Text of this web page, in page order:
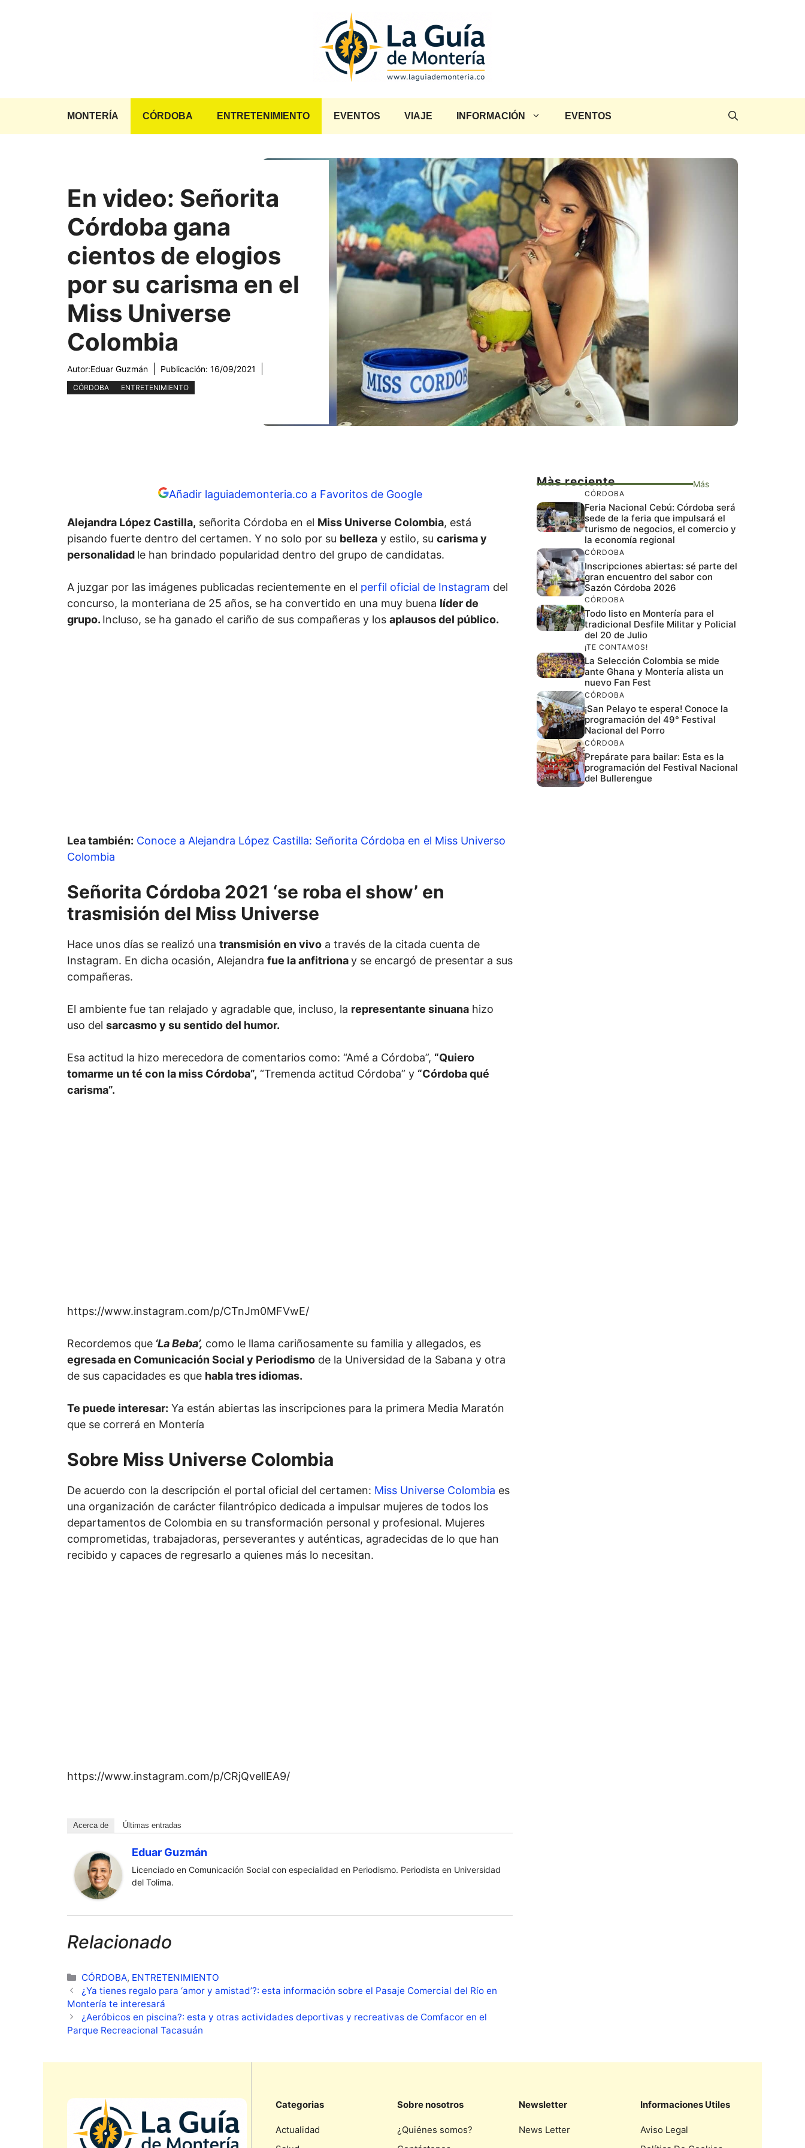
MONTERÍA CÓRDOBA ENTRETENIMIENTO EVENTOS VIAJE INFORMACIÓN EVENTOS
En video: Señorita
Córdoba gana
cientos de elogios
por su carisma en el
Miss Universe
Colombia
Autor:Eduar Guzmán Publicación: 16/09/2021
CÓRDOBA ENTRETENIMIENTO
Añadir laguiademonteria.co a Favoritos de Google
Alejandra López Castilla, señorita Córdoba en el Miss Universe Colombia, está
pisando fuerte dentro del certamen. Y no solo por su belleza y estilo, su carisma y
personalidad le han brindado popularidad dentro del grupo de candidatas.
A juzgar por las imágenes publicadas recientemente en el perfil oficial de Instagram del
concurso, la monteriana de 25 años, se ha convertido en una muy buena líder de
grupo. Incluso, se ha ganado el cariño de sus compañeras y los aplausos del público.
Lea también: Conoce a Alejandra López Castilla: Señorita Córdoba en el Miss Universo
Colombia
Señorita Córdoba 2021 ‘se roba el show’ en
trasmisión del Miss Universe
Hace unos días se realizó una transmisión en vivo a través de la citada cuenta de
Instagram. En dicha ocasión, Alejandra fue la anfitrionay se encargó de presentar a sus
compañeras.
El ambiente fue tan relajado y agradable que, incluso, la representante sinuana hizo
uso del sarcasmo y su sentido del humor.
Esa actitud la hizo merecedora de comentarios como: “Amé a Córdoba”, “Quiero
tomarme un té con la miss Córdoba”, “Tremenda actitud Córdoba” y “Córdoba qué
carisma”.
https://www.instagram.com/p/CTnJm0MFVwE/
Recordemos que ‘La Beba’, como le llama cariñosamente su familia y allegados, es
egresada en Comunicación Social y Periodismo de la Universidad de la Sabana y otra
de sus capacidades es que habla tres idiomas.
Te puede interesar: Ya están abiertas las inscripciones para la primera Media Maratón
que se correrá en Montería
Sobre Miss Universe Colombia
De acuerdo con la descripción el portal oficial del certamen: Miss Universe Colombia es
una organización de carácter filantrópico dedicada a impulsar mujeres de todos los
departamentos de Colombia en su transformación personal y profesional. Mujeres
comprometidas, trabajadoras, perseverantes y auténticas, agradecidas de lo que han
recibido y capaces de regresarlo a quienes más lo necesitan.
https://www.instagram.com/p/CRjQvellEA9/
Acerca de Últimas entradas
Eduar Guzmán
Licenciado en Comunicación Social con especialidad en Periodismo. Periodista en Universidad
del Tolima.
Relacionado
Categorías
CÓRDOBA, ENTRETENIMIENTO
¿Ya tienes regalo para ‘amor y amistad’?: esta información sobre el Pasaje Comercial del Río en
Montería te interesará
¿Aeróbicos en piscina?: esta y otras actividades deportivas y recreativas de Comfacor en el
Parque Recreacional Tacasuán
Màs reciente Más
CÓRDOBA
Feria Nacional Cebú: Córdoba será
sede de la feria que impulsará el
turismo de negocios, el comercio y
la economía regional
CÓRDOBA
Inscripciones abiertas: sé parte del
gran encuentro del sabor con
Sazón Córdoba 2026
CÓRDOBA
Todo listo en Montería para el
tradicional Desfile Militar y Policial
del 20 de Julio
¡TE CONTAMOS!
La Selección Colombia se mide
ante Ghana y Montería alista un
nuevo Fan Fest
CÓRDOBA
¡San Pelayo te espera! Conoce la
programación del 49° Festival
Nacional del Porro
CÓRDOBA
Prepárate para bailar: Esta es la
programación del Festival Nacional
del Bullerengue
Categorias
Actualidad
Sobre nosotros
¿Quiénes somos?
Newsletter
News Letter
Informaciones Utiles
Aviso Legal